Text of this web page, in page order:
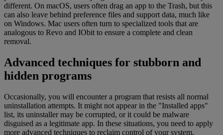
different. On macOS, users often drag an app to the Trash, but this
can also leave behind preference files and support data, much like
on Windows. Mac users often turn to specialized tools that are
analogous to Revo and IObit to ensure a complete and clean
removal.
Advanced techniques for stubborn and
hidden programs
Occasionally, you will encounter a program that resists all normal
uninstallation attempts. It might not appear in the "Installed apps"
list, its uninstaller may be corrupted, or it could be malware
disguised as a legitimate app. In these situations, you need to apply
more advanced techniques to reclaim control of your system.